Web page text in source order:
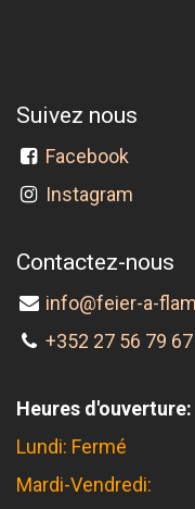
Suivez nous
Facebook
Instagram
Contactez-nous
info@feier-a-
+352 27 56 79 67
Heures d'ouverture:
Lundi: Fermé
Mardi-Vendredi: